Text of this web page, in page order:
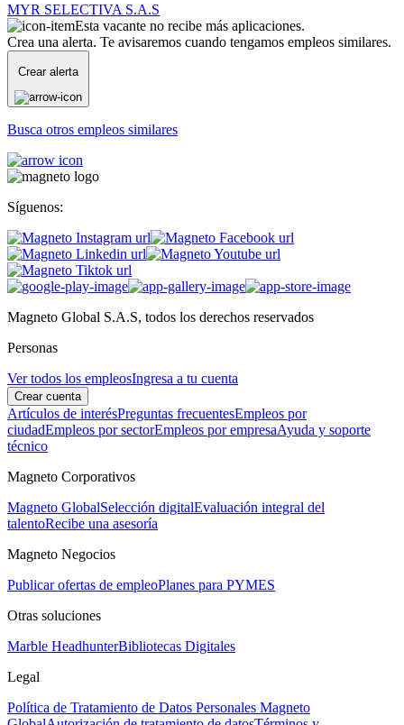
MYR SELECTIVA S.A.S
Esta vacante no recibe más aplicaciones.
Crea una alerta. Te avisaremos cuando tengamos empleos similares.
Crear alerta
Busca otros empleos similares
Síguenos:
Magneto Global S.A.S, todos los derechos reservados
Personas
Ver todos los empleosIngresa a tu cuenta
Crear cuenta
Artículos de interésPreguntas frecuentesEmpleos por
ciudadEmpleos por sectorEmpleos por empresaAyuda y soporte
técnico
Magneto Corporativos
Magneto GlobalSelección digitalEvaluación integral del
talentoRecibe una asesoría
Magneto Negocios
Publicar ofertas de empleoPlanes para PYMES
Otras soluciones
Marble HeadhunterBibliotecas Digitales
Legal
Política de Tratamiento de Datos Personales Magneto